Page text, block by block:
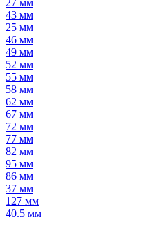
27 мм
43 мм
25 мм
46 мм
49 мм
52 мм
55 мм
58 мм
62 мм
67 мм
72 мм
77 мм
82 мм
95 мм
86 мм
37 мм
127 мм
40.5 мм